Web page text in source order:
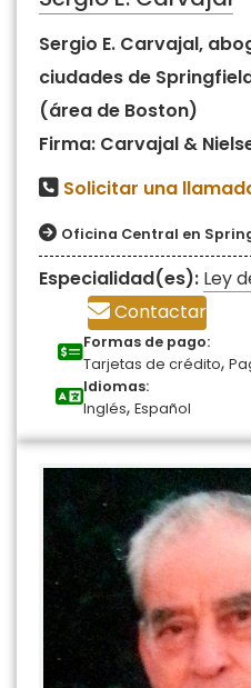
Sergio E. Carvajal,
ciudades de
(área de Boston)
Firma: Carvajal &
Solicitar una
Oficina Central en
Especialidad(es): Ley
Contactar
Formas de pago:
Tarjetas de crédito,
Idiomas:
Inglés, Español